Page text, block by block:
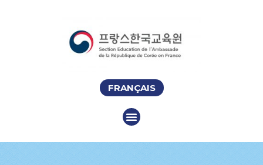
FRANÇAIS